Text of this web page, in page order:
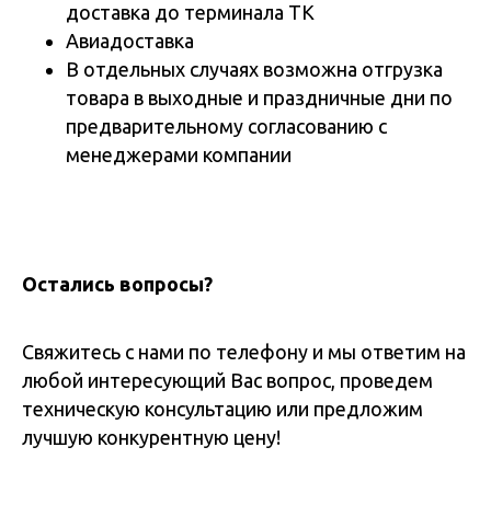
доставка до терминала ТК
Авиадоставка
В отдельных случаях возможна отгрузка
товара в выходные и праздничные дни по
предварительному согласованию с
менеджерами компании
Остались вопросы?
Свяжитесь с нами по телефону и мы ответим на
любой интересующий Вас вопрос, проведем
техническую консультацию или предложим
лучшую конкурентную цену!